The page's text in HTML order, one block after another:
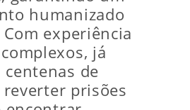
humanizado
experiência
já
de
prisões